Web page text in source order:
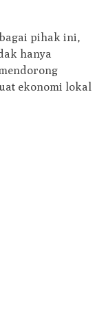
pihak ini,
hanya
ekonomi lokal